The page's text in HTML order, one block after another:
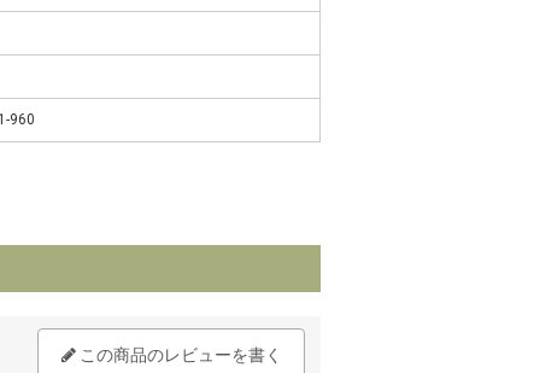
960
この商品のレビューを書く